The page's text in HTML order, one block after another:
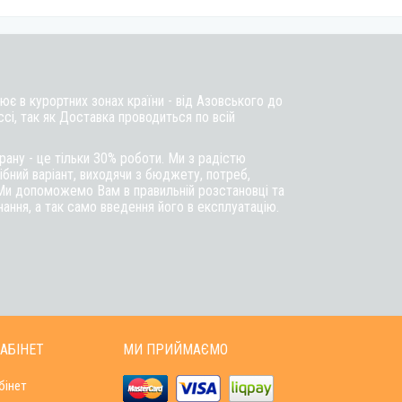
в курортних зонах країни - від Азовського до
так як Доставка проводиться по всій
- це тільки 30% роботи. Ми з радістю
варіант, виходячи з бюджету, потреб,
допоможемо Вам в правильній розстановці та
а так само введення його в експлуатацію.
МИ ПРИЙМАЄМО